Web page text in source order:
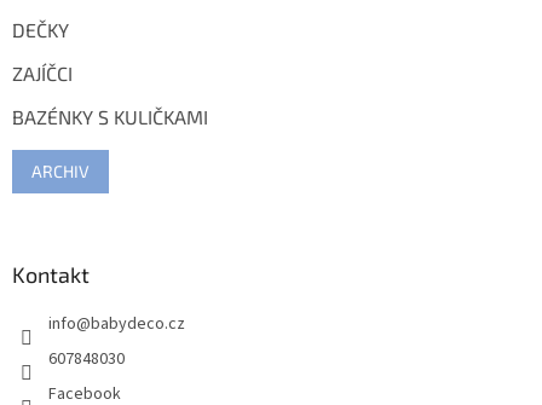
DEČKY
ZAJÍČCI
BAZÉNKY S KULIČKAMI
ARCHIV
Kontakt
info@babydeco.cz
607848030
Facebook